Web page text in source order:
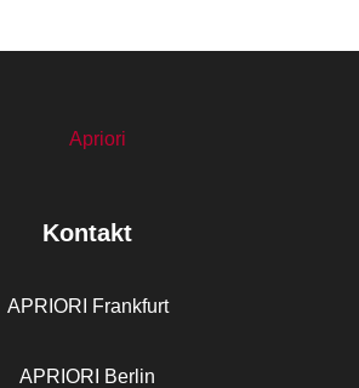
Kontakt
APRIORI Frankfurt
APRIORI Berlin